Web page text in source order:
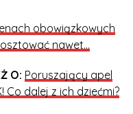
obowiązkowych
nawet…
O: Poruszający apel
dalej z ich dziećmi?